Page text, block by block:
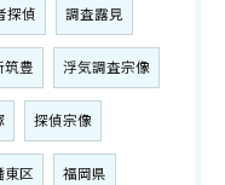
探偵 調査露見
筑豊 浮気調査宗像
探偵宗像
東区 福岡県